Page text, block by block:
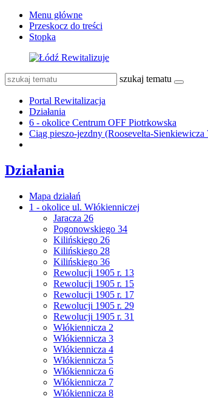
Menu główne
Przeskocz do treści
Stopka
szukaj tematu
Portal Rewitalizacja
Działania
6 - okolice Centrum OFF Piotrkowska
Ciąg pieszo-jezdny (Roosevelta-Sienkiewicza
Działania
Mapa działań
1 - okolice ul. Włókienniczej
Jaracza 26
Pogonowskiego 34
Kilińskiego 26
Kilińskiego 28
Kilińskiego 36
Rewolucji 1905 r. 13
Rewolucji 1905 r. 15
Rewolucji 1905 r. 17
Rewolucji 1905 r. 29
Rewolucji 1905 r. 31
Włókiennicza 2
Włókiennicza 3
Włókiennicza 4
Włókiennicza 5
Włókiennicza 6
Włókiennicza 7
Włókiennicza 8